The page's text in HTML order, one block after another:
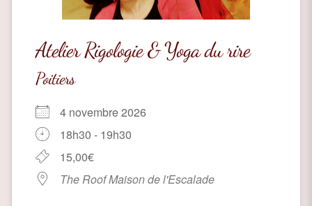
Atelier Rigologie & Yoga du rire
Poitiers
4 novembre 2026
18h30 - 19h30
15,00€
The Roof Maison de l'Escalade